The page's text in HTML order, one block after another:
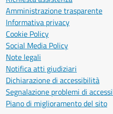
Amministrazione trasparente
Informativa privacy
Cookie Policy
Social Media Policy
Note legali
Notifica atti giudiziari
Dichiarazione di accessibilità
Segnalazione problemi di
Piano di miglioramento del sito